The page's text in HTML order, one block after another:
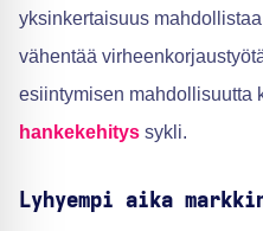
yksinkertaisuus
vähentää
esiintymisen mahdollisuutta
hankekehitys sykli.
Lyhyempi aika